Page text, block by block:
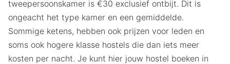
tweepersoonskamer is €30 exclusief ontbijt. Dit is
ongeacht het type kamer en een gemiddelde.
Sommige ketens, hebben ook prijzen voor leden en
soms ook hogere klasse hostels die dan iets meer
kosten per nacht. Je kunt hier jouw hostel boeken in